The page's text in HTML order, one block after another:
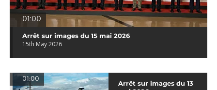
01:00
Arrêt sur images du 15 mai 2026
15th May 2026
01:00
Arrêt sur images du 13